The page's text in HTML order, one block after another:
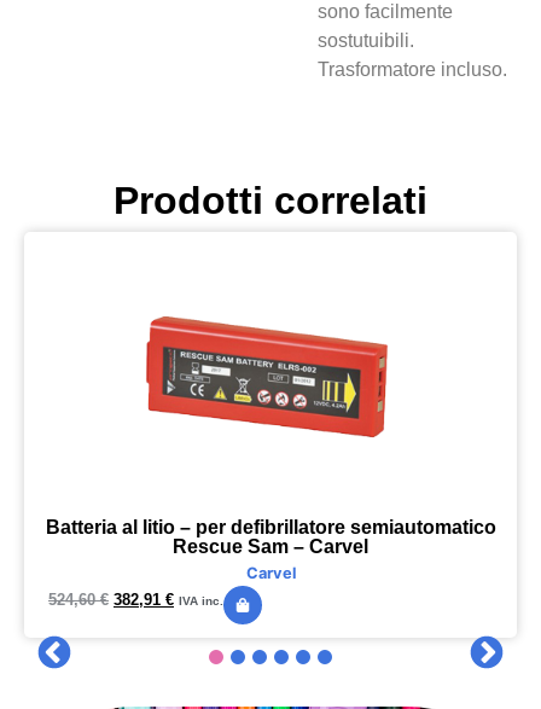
sono facilmente
sostutuibili.
Trasformatore incluso.
Prodotti correlati
Batteria al litio – per defibrillatore semiautomatico
Rescue Sam – Carvel
Carvel
524,60€ 382,91 € IVA inc.